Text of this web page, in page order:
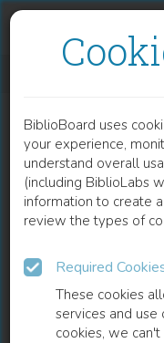
BiblioBoard uses
your experience,
understand overall
(including BiblioLabs
information to create
review the types of
Required
These cookies
services and
cookies, we
BOOK